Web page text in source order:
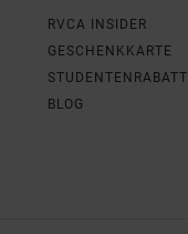
RVCA INSIDER
GESCHENKKARTE
STUDENTENRABATT
BLOG